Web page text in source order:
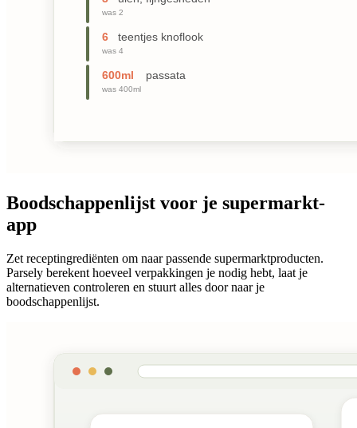
Boodschappenlijst voor je supermarkt-
app
Zet receptingrediënten om naar passende supermarktproducten.
Parsely berekent hoeveel verpakkingen je nodig hebt, laat je
alternatieven controleren en stuurt alles door naar je
boodschappenlijst.